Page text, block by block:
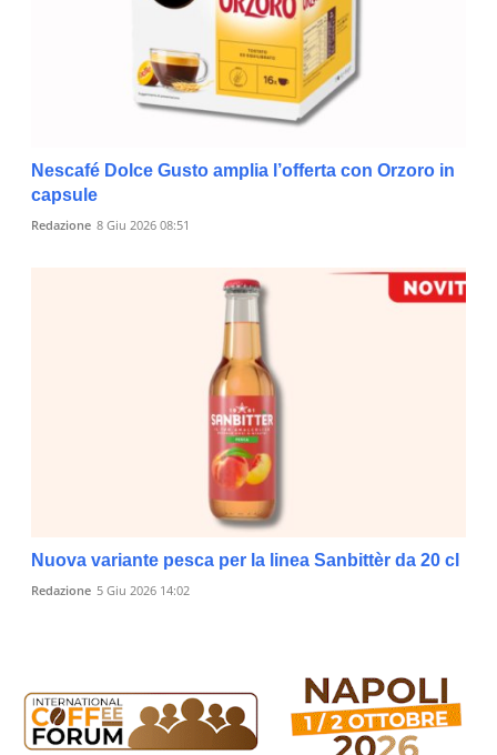
Nescafé Dolce Gusto amplia l’offerta con Orzoro in
capsule
Redazione 8 Giu 2026 08:51
Nuova variante pesca per la linea Sanbittèr da 20 cl
Redazione 5 Giu 2026 14:02